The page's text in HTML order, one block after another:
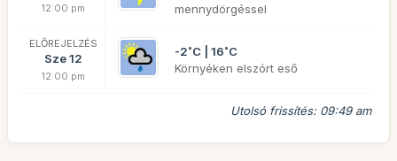
12:00 pm
mennydörgéssel
ELŐREJELZÉS
Sze 12
12:00 pm
-2˚C | 16˚C
Környéken elszórt eső
Utolsó frissítés: 09:49 am